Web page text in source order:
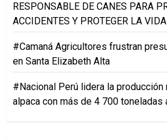
RESPONSABLE DE CANES PARA
ACCIDENTES Y PROTEGER LA VIDA
#Camaná Agricultores frustran
en Santa Elizabeth Alta
#Nacional Perú lidera la producción
alpaca con más de 4 700 toneladas